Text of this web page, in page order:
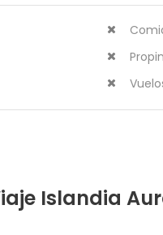
Islandia